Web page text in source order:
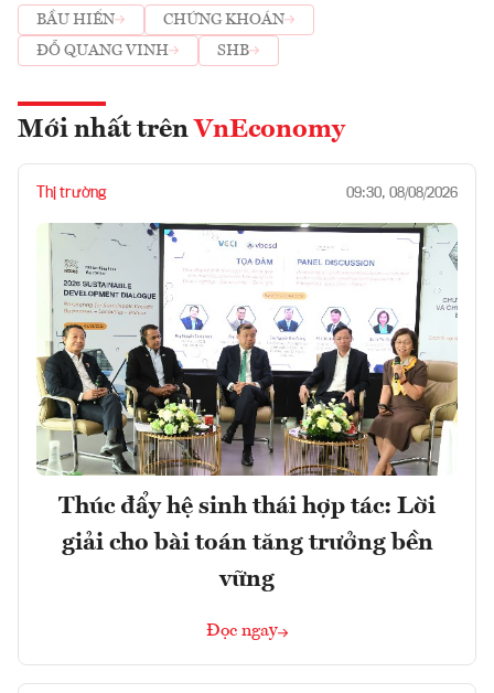
BẦU HIỂN
CHỨNG KHOÁN
ĐỖ QUANG VINH
SHB
Mới nhất trên VnEconomy
Thị trường 09:30, 08/08/2026
Thúc đẩy hệ sinh thái hợp tác: Lời
giải cho bài toán tăng trưởng bền
vững
Đọc ngay